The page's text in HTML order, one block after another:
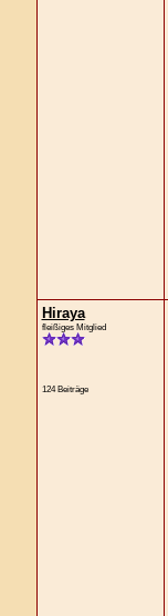
Hiraya
fleißiges Mitglied
124 Beiträge